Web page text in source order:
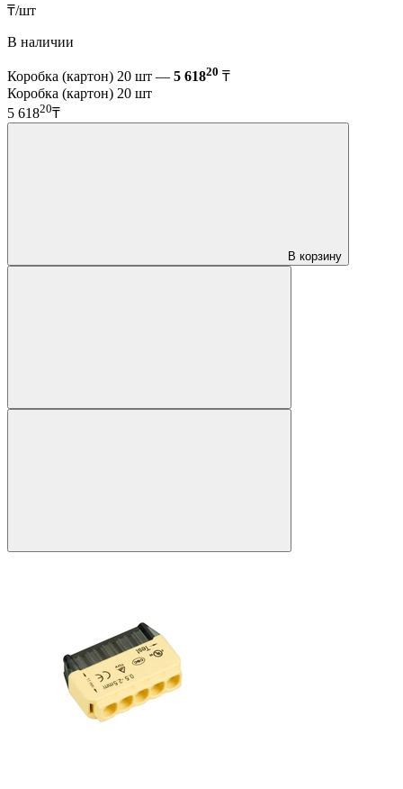
₸/шт
В наличии
Коробка (картон) 20 шт — 5 61820 ₸
Коробка (картон) 20 шт
5 61820₸
В корзину